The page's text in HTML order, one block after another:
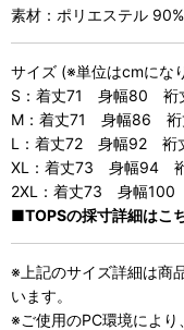
素材：ポリエステル
サイズ (※単位はcmにな
S：着丈71 身幅80 裄
M：着丈71 身幅86
L：着丈72 身幅92 裄
XL：着丈73 身幅94
2XL：着丈73 身幅
■TOPSの採寸詳細はこ
※上記のサイズ詳細は商
います。
※ご使用のPC環境によ